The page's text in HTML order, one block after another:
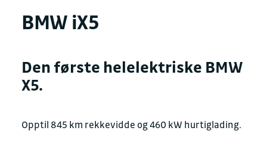
BMW iX5
Den første helelektriske BMW
X5.
Opptil 845 km rekkevidde og 460 kW hurtiglading.